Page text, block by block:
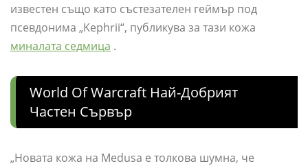
известен също като състезателен геймър под
псевдонима „Kephrii“, публикува за тази кожа
миналата седмица .
World Of Warcraft Най-Добрият
Частен Сървър
„Новата кожа на Medusa е толкова шумна, че